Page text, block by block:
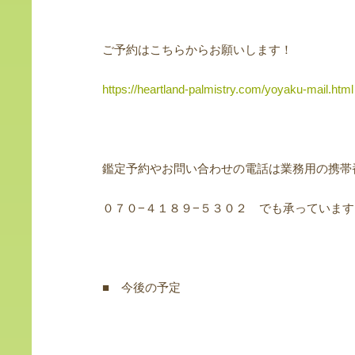
ご予約はこちらからお願いします！
https://heartland-palmistry.com/yoyaku-mail.html
鑑定予約やお問い合わせの電話は業務用の携帯
０７０−４１８９−５３０２ でも承っていま
■ 今後の予定